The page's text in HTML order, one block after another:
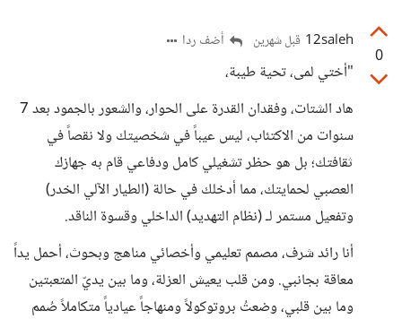
0
12saleh قبل شهرين أضف ردا
"أختي لمى، تحية طيبة،
هاد الشتات، وفقدان القدرة على الحوار، والشعور بالجمود بعد 7
سنوات من الاكتئاب، ليس عيباً في شخصيتك ولا نقصاً في
ثقافتك؛ بل هو حظر تشغيلي كامل ودفاعي قام به جهازك
العصبي لحمايتك، مما أدخلك في حالة (الطيار الآلي الخدر)
وتفعيل مستمر لـ (نظام التهديد) الداخلي وقسوة الناقد.
أنا رائد شرف، مصمم تعليمي وأخصائي مناهج وبحوث، أحمل يداً
معاقة بجانبي. ومن قلب يعيش العزلة، وما بين يديّ المتعبتين
وما بين قلبي، وضعتُ بروتوكولاً ومنهاجاً عيادياً متكاملاً صُمم